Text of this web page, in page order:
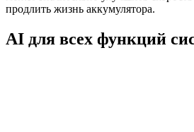
продлить жизнь аккумулятора.
AI для всех функций